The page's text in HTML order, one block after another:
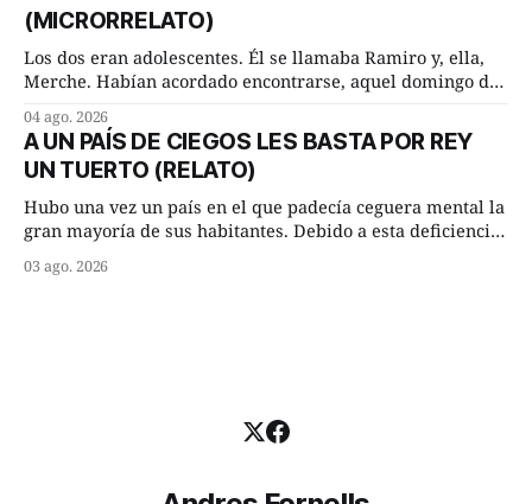
—De momento mejor
(MICRORRELATO)
Los dos eran adolescentes. Él se llamaba Ramiro y, ella,
Merche. Habían acordado encontrarse, aquel domingo de
lugar del río que debía este nombre a la pronunciada
curva que la corriente fluvial presentaba en aquel punto.
Habían dispuesto que
04 ago. 2026
A UN PAÍS DE CIEGOS LES BASTA POR REY
UN TUERTO (RELATO)
Hubo una vez un país en el que padecía ceguera mental la
gran mayoría de sus habitantes. Debido a esta deficiencia,
superiores en número a los que no padecían ninguna
03 ago. 2026